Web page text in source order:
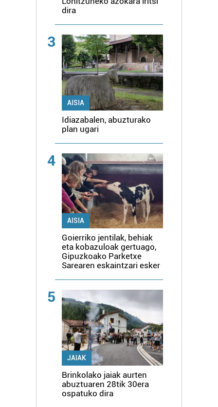
erabiltzen dituen hauta dezakezu.
interes komertzial legitimoetan babesten dira. Ikusi gure
bazkideen zerrenda, beren ustez zein helburutarako
duten interes legitimoa eta horren aurka nola egin
dezakezun ikusteko.
Lortu zure datu pertsonalak prozesatzeko moduari
datuen atalean. Edozein unetan alda edo ken dezakezu
Webgune honek cookie propioak eta hirugarrenen cookie-
fitxategiak erabiltzen ditu. Zure esperientzia eta
zerbitzuak hobetzeko asmoz, cookie teknologiaz
baliatzen gara. Ohar hau onartuz gero, teknologia hori
erabiltzeko baimen esplizitua ematen diguzu.
dira
3
AISIA
Idiazabalen, abuzturako
plan ugari
4
AISIA
Goierriko jentilak, behiak
eta kobazuloak gertuago,
Gipuzkoako Parketxe
Sarearen eskaintzari esker
5
JAIAK
Brinkolako jaiak aurten
abuztuaren 28tik 30era
ospatuko dira